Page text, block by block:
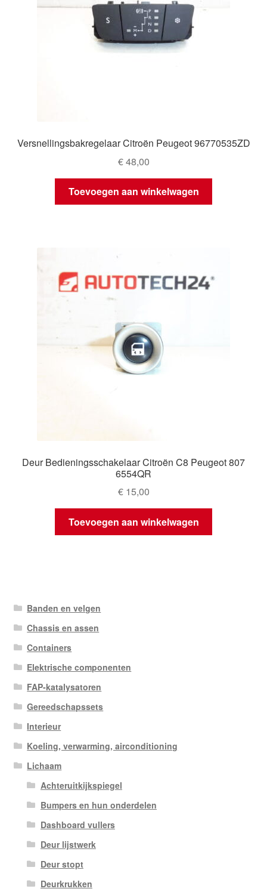
Versnellingsbakregelaar Citroën Peugeot 96770535ZD
€48,00
Toevoegen aan winkelwagen
Deur Bedieningsschakelaar Citroën C8 Peugeot 807
6554QR
€15,00
Toevoegen aan winkelwagen
Banden en velgen
Chassis en assen
Containers
Elektrische componenten
FAP-katalysatoren
Gereedschapssets
Interieur
Koeling, verwarming, airconditioning
Lichaam
Achteruitkijkspiegel
Bumpers en hun onderdelen
Dashboard vullers
Deur lijstwerk
Deur stopt
Deurkrukken